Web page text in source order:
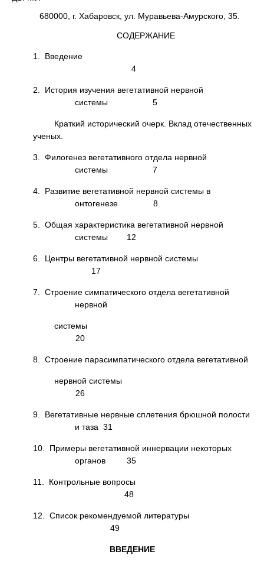
680000, г. Хабаровск, ул. Муравьева-Амурского, 35.
СОДЕРЖАНИЕ
1. Введение
4
2. История изучения вегетативной нервной
системы 5
Краткий исторический очерк. Вклад отечественных
ученых.
3. Филогенез вегетативного отдела нервной
системы 7
4. Развитие вегетативной нервной системы в
онтогенезе 8
5. Общая характеристика вегетативной нервной
системы 12
6. Центры вегетативной нервной системы
17
7. Строение симпатического отдела вегетативной
нервной
системы
20
8. Строение парасимпатического отдела вегетативной
нервной системы
26
9. Вегетативные нервные сплетения брюшной полости
и таза 31
10. Примеры вегетативной иннервации некоторых
органов 35
11. Контрольные вопросы
48
12. Список рекомендуемой литературы
49
ВВЕДЕНИЕ